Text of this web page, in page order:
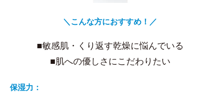
＼こんな方におすすめ！／
■敏感肌・くり返す乾燥に悩んでいる
■肌への優しさにこだわりたい
保湿力：